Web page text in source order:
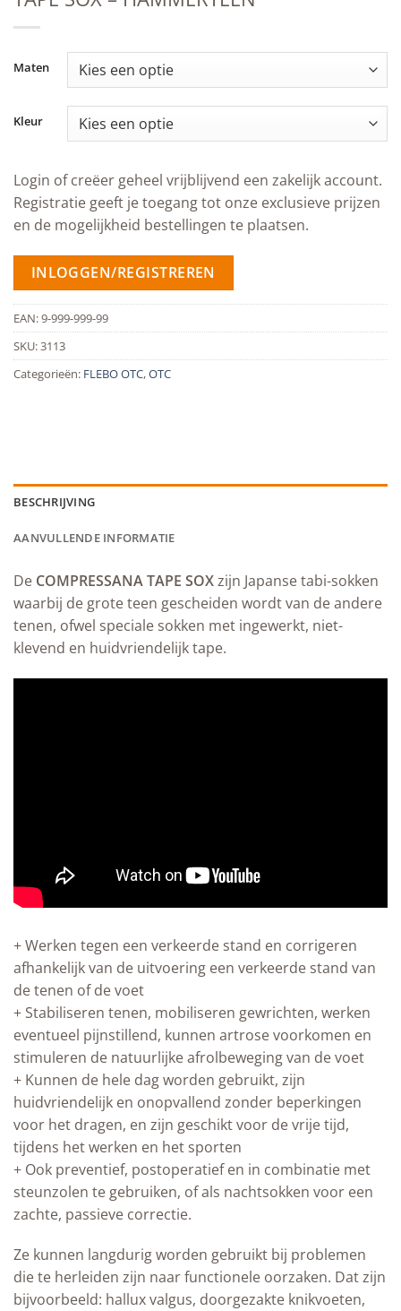
Maten
Kleur
Login of creëer geheel vrijblijvend een zakelijk account.
Registratie geeft je toegang tot onze exclusieve prijzen
en de mogelijkheid bestellingen te plaatsen.
INLOGGEN/REGISTREREN
EAN:9-999-999-99
SKU:3113
Categorieën: FLEBO OTC,OTC
BESCHRIJVING
AANVULLENDE INFORMATIE
De COMPRESSANA TAPE SOXzijn Japanse tabi-sokken
waarbij de grote teen gescheiden wordt van de andere
tenen, ofwel speciale sokken met ingewerkt, niet-
klevend en huidvriendelijk tape.
+ Werken tegen een verkeerde stand en corrigeren
afhankelijk van de uitvoering een verkeerde stand van
de tenen of de voet
+ Stabiliseren tenen, mobiliseren gewrichten, werken
eventueel pijnstillend, kunnen artrose voorkomen en
stimuleren de natuurlijke afrolbeweging van de voet
+ Kunnen de hele dag worden gebruikt, zijn
huidvriendelijk en onopvallend zonder beperkingen
voor het dragen, en zijn geschikt voor de vrije tijd,
tijdens het werken en het sporten
+ Ook preventief, postoperatief en in combinatie met
steunzolen te gebruiken, of als nachtsokken voor een
zachte, passieve correctie.
Ze kunnen langdurig worden gebruikt bij problemen
die te herleiden zijn naar functionele oorzaken. Dat zijn
bijvoorbeeld: hallux valgus, doorgezakte knikvoeten,